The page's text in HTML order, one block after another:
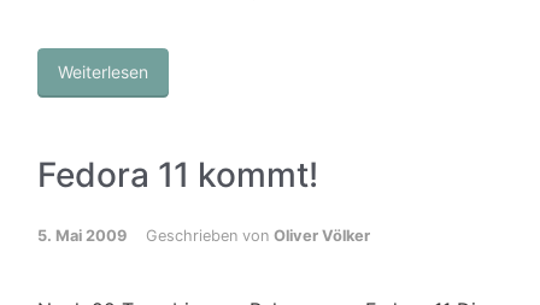
Weiterlesen
Fedora 11 kommt!
5. Mai 2009 Geschrieben von Oliver Völker